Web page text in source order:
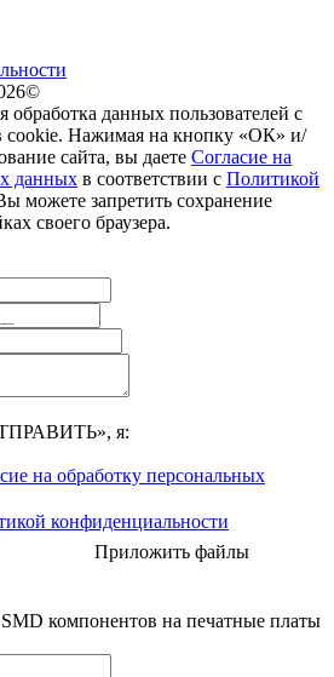
обработка данных пользователей с
cookie. Нажимая на кнопку «ОК» и/
сайта, вы даете Согласие на
данных в соответствии с Политикой
можете запретить сохранение
своего браузера.
я:
на обработку персональных
конфиденциальности
Приложить файлы
компонентов на печатные платы